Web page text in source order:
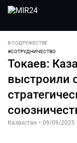
В СОДРУЖЕСТВЕ
#СОТРУДНИЧЕСТВО
Токаев:
выстроили
Казахстан • 09/09/2025